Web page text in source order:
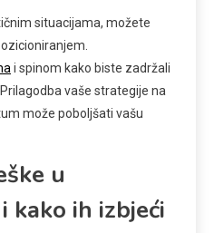
situacijama, možete
i spinom kako biste zadržali
vaše strategije na
može poboljšati vašu
u
kako ih izbjeći